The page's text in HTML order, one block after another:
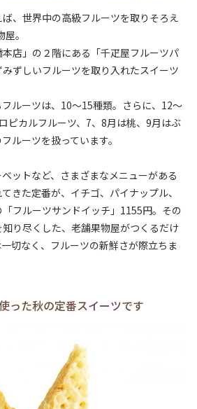
ば、世界中の高級フルーツを取りそろえ
。
店」の２階にある「千疋屋フルーツパ
ずしいフルーツを取り入れたスイーツ
ルーツは、10～15種類。さらに、12～
ピカルフルーツ、7、8月は桃、9月はぶ
ルーツを扱っています。
ットなど、さまざまなメニューがある
きた定番が、イチゴ、パイナップル、
フルーツサンドイッチ」1155円。その
り尽くした、老舗果物屋がつくるだけ
切なく、フルーツの新鮮さが際立ちま
った秋の定番スイーツです